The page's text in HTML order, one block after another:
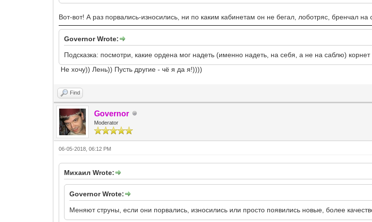
Вот-вот! А раз порвались-износились, ни по каким кабинетам он не бегал, лоботряс, бренчал
Governor Wrote:
Подсказка: посмотри, какие ордена мог надеть (именно надеть, на себя, а не на саблю)
Не хочу)) Лень)) Пусть другие - чё я да я!))))
Find
Governor
Moderator
06-05-2018, 06:12 PM
Михаил Wrote:
Governor Wrote:
Меняют струны, если они порвались, износились или просто появились новые, более